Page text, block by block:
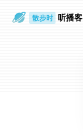
散步时
通勤路上
听播